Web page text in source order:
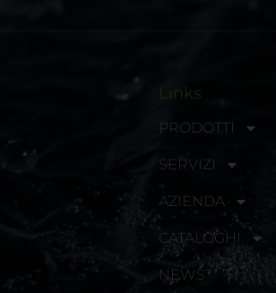
Links
PRODOTTI
SERVIZI
AZIENDA
CATALOGHI
NEWS